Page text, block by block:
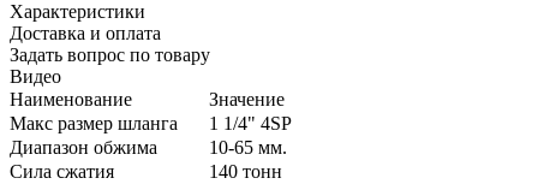
Характеристики
Доставка и оплата
Задать вопрос по товару
Видео
Наименование
Значение
Макс размер шланга
1 1/4" 4SP
Диапазон обжима
10-65 мм.
Сила сжатия
140 тонн